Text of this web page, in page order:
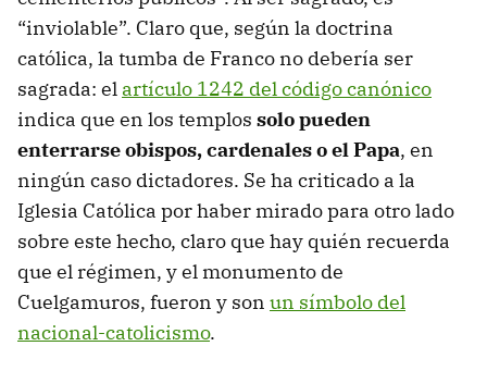
“inviolable”. Claro que, según la doctrina
católica, la tumba de Franco no debería ser
sagrada: el artículo 1242 del código canónico
indica que en los templos solo pueden
enterrarse obispos, cardenales o el Papa, en
ningún caso dictadores. Se ha criticado a la
Iglesia Católica por haber mirado para otro lado
sobre este hecho, claro que hay quién recuerda
que el régimen, y el monumento de
Cuelgamuros, fueron y son un símbolo del
nacional-catolicismo.